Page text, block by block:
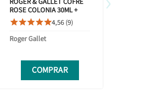
ROSE COLONIA 30ML +
JABON 100G
4,56 (9)
Roger Gallet
COMPRAR